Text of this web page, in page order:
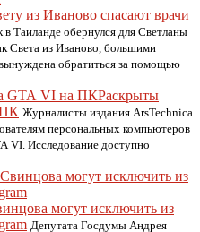
из Иваново спасают врачи
в Таиланде обернулся для Светланы
Света из Иваново, большими
обратиться за помощью
Раскрыты
ПК Журналисты издания ArsTechnica
персональных компьютеров
VI. Исследование доступно
могут исключить из
Депутата Госдумы Андрея